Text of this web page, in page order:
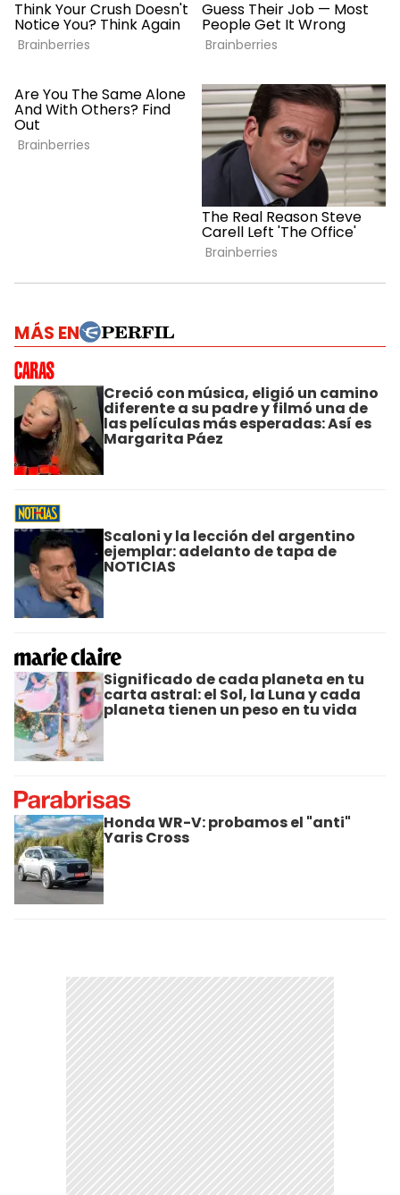
MÁS EN
Creció con música, eligió un camino
diferente a su padre y filmó una de
las películas más esperadas: Así es
Margarita Páez
Scaloni y la lección del argentino
ejemplar: adelanto de tapa de
NOTICIAS
Significado de cada planeta en tu
carta astral: el Sol, la Luna y cada
planeta tienen un peso en tu vida
Honda WR-V: probamos el "anti"
Yaris Cross